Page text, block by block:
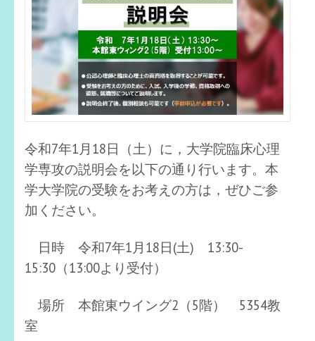
令和7年1月18日（土）に，大学院臨床心理
学専攻の説明会を以下の通り行います。本
学大学院の受験をお考えの方は，ぜひご参
加ください。
日時 令和7年1月18日(土) 13:30-
15:30（13:00より受付）
場所 本館東ウイング2（5階） 5354教
室